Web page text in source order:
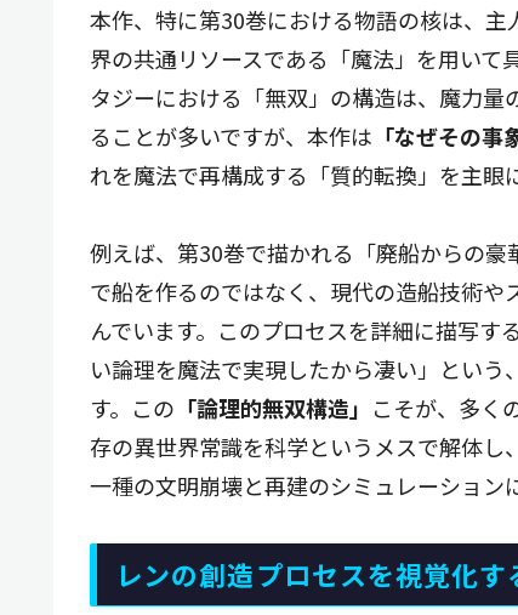
本作、特に第30巻における物語の核は、
界の共通リソースである「魔法」を用い
タジーにおける「無双」の構造は、魔力
ることが多いですが、本作は 「なぜその事
れを魔法で再構成する「質的転換」を主眼
例えば、第30巻で描かれる「廃船からの
で船を作るのではなく、現代の造船技術
んでいます。このプロセスを詳細に描写す
い論理を魔法で実現したから凄い」とい
す。この 「論理的無双構造」 こそが、多く
存の異世界常識を科学というメスで解体し
一種の文明崩壊と再建のシミュレーション
レンの創造プロセスを視覚化